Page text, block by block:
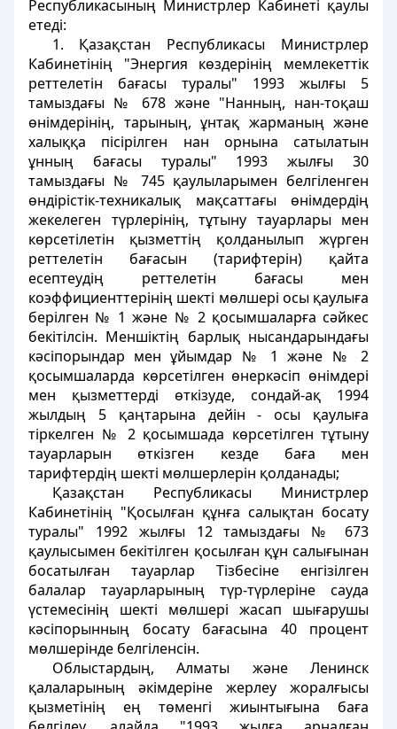
Республикасының Министрлер Кабинетi қаулы
етедi:
1. Қазақстан Республикасы Министрлер
Кабинетінің "Энергия көздерiнiң мемлекеттік
реттелетiн бағасы туралы" 1993 жылғы 5
тамыздағы № 678 және "Нанның, нан-тоқаш
өнiмдерiнiң, тарының, ұнтақ жарманың және
халыққа пiсiрiлген нан орнына сатылатын
ұнның бағасы туралы" 1993 жылғы 30
тамыздағы № 745 қаулыларымен белгiленген
өндiрiстiк-техникалық мақсаттағы өнiмдердiң
жекелеген түрлерiнiң, тұтыну тауарлары мен
көрсетiлетiн қызметтiң қолданылып жүрген
реттелетiн бағасын (тарифтерiн) қайта
есептеудiң реттелетiн бағасы мен
коэффициенттерiнiң шектi мөлшерi осы қаулыға
берiлген № 1 және № 2 қосымшаларға сәйкес
бекітілсiн. Меншiктiң барлық нысандарындағы
кәсiпорындар мен ұйымдар № 1 және № 2
қосымшаларда көрсетiлген өнеркәсiп өнiмдерi
мен қызметтердi өткізуде, сондай-ақ 1994
жылдың 5 қаңтарына дейiн - осы қаулыға
тiркелген № 2 қосымшада көрсетiлген тұтыну
тауарларын өткiзген кезде баға мен
тарифтердiң шектi мөлшерлерiн қолданады;
Қазақстан Республикасы Министрлер
Кабинетінің "Қосылған құнға салықтан босату
туралы" 1992 жылғы 12 тамыздағы № 673
қаулысымен бекітілген қосылған құн салығынан
босатылған тауарлар Тiзбесiне енгiзiлген
балалар тауарларының түр-түрлерiне сауда
үстемесiнiң шектi мөлшерi жасап шығарушы
кәсiпорынның босату бағасына 40 процент
мөлшерiнде белгiленсiн.
Облыстардың, Алматы және Ленинск
қалаларының әкiмдерiне жерлеу жоралғысы
қызметiнiң ең төменгi жиынтығына баға